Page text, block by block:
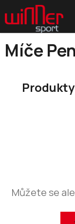
na
obsah
Míče
Můžete se